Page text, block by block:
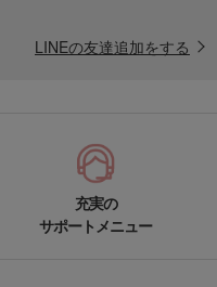
LINEの友達追加をする
充実の
サポートメニュー